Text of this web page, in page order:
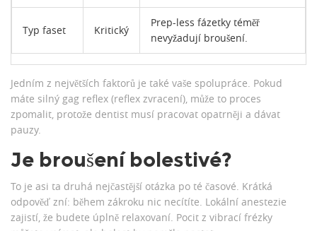
Typ faset Kritický
Prep-less fázetky téměř
nevyžadují broušení.
Jedním z největších faktorů je také vaše spolupráce. Pokud
máte silný gag reflex (reflex zvracení), může to proces
zpomalit, protože dentist musí pracovat opatrněji a dávat
pauzy.
Je broušení bolestivé?
To je asi ta druhá nejčastější otázka po té časové. Krátká
odpověď zní: během zákroku nic necítíte. Lokální anestezie
zajistí, že budete úplně relaxovaní. Pocit z vibrací frézky